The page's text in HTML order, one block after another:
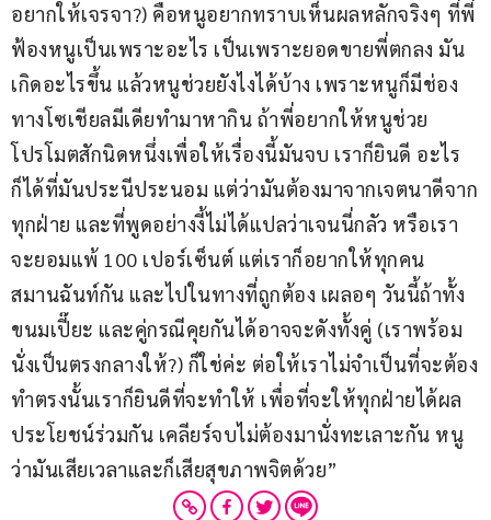
อยากให้เจรจา?) คือหนูอยากทราบเห็นผลหลักจริงๆ ที่พี่
ฟ้องหนูเป็นเพราะอะไร เป็นเพราะยอดขายพี่ตกลง มัน
เกิดอะไรขึ้น แล้วหนูช่วยยังไงได้บ้าง เพราะหนูก็มีช่อง
ทางโซเชียลมีเดียทำมาหากิน ถ้าพี่อยากให้หนูช่วย
โปรโมตสักนิดหนึ่งเพื่อให้เรื่องนี้มันจบ เราก็ยินดี อะไร
ก็ได้ที่มันประนีประนอม แต่ว่ามันต้องมาจากเจตนาดีจาก
ทุกฝ่าย และที่พูดอย่างงี้ไม่ได้แปลว่าเจนนี่กลัว หรือเรา
จะยอมแพ้ 100 เปอร์เซ็นต์ แต่เราก็อยากให้ทุกคน
สมานฉันท์กัน และไปในทางที่ถูกต้อง เผลอๆ วันนี้ถ้าทั้ง
ขนมเปี๊ยะ และคู่กรณีคุยกันได้อาจจะดังทั้งคู่ (เราพร้อม
นั่งเป็นตรงกลางให้?) ก็ใช่ค่ะ ต่อให้เราไม่จำเป็นที่จะต้อง
ทำตรงนั้นเราก็ยินดีที่จะทำให้ เพื่อที่จะให้ทุกฝ่ายได้ผล
ประโยชน์ร่วมกัน เคลียร์จบไม่ต้องมานั่งทะเลาะกัน หนู
ว่ามันเสียเวลาและก็เสียสุขภาพจิตด้วย”